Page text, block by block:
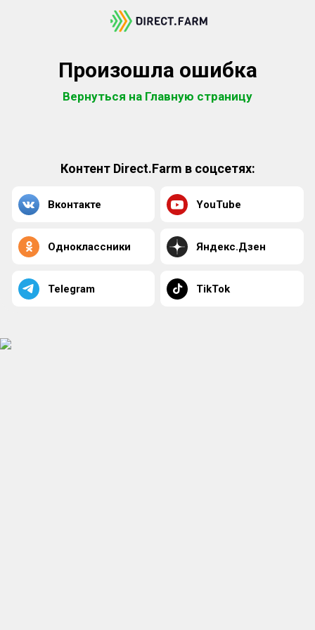
Произошла ошибка
Вернуться на Главную страницу
Контент Direct.Farm в соцсетях:
Вконтакте YouTube
Одноклассники Яндекс.Дзен
Telegram TikTok